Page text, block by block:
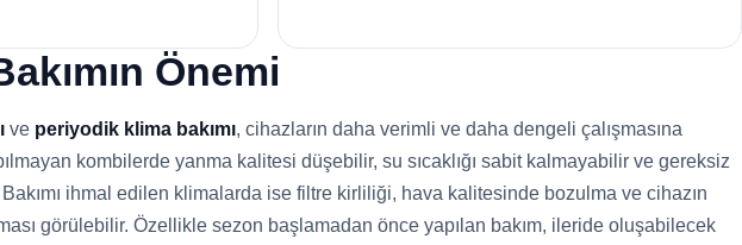
Önemi
ve periyodik klima bakımı, cihazların daha verimli ve daha dengeli çalışmasına
kombilerde yanma kalitesi düşebilir, su sıcaklığı sabit kalmayabilir ve gereksiz
ihmal edilen klimalarda ise filtre kirliliği, hava kalitesinde bozulma ve cihazın
görülebilir. Özellikle sezon başlamadan önce yapılan bakım, ileride oluşabilecek